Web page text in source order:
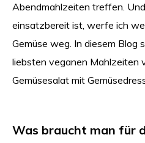
Abendmahlzeiten treffen.
einsatzbereit ist, werfe ich
Gemüse weg. In diesem Blog
liebsten veganen Mahlzeiten
Gemüsesalat mit
Was braucht man für